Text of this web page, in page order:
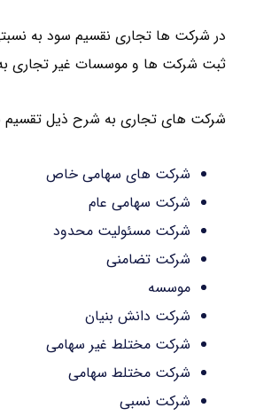
در شرکت ها تجاری نقسیم سود به
ثبت شرکت ها و موسسات غیر تجاری
شرکت های تجاری به شرح ذیل تقسیم
شرکت های سهامی خاص
شرکت سهامی عام
شرکت مسئولیت محدود
شرکت تضامنی
موسسه
شرکت دانش بنیان
شرکت مختلط غیر سهامی
شرکت مختلط سهامی
شرکت نسبی